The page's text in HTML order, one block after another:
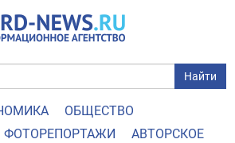
Найти
ОБЩЕСТВО
ФОТОРЕПОРТАЖИ АВТОРСКОЕ